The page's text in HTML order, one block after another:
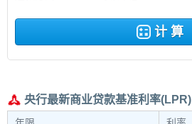
计 算
央行最新商业贷款基准利率(LPR)